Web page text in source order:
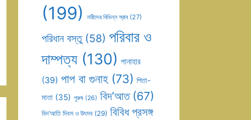
(199) নারীদের বিভিন্ন স্রাব(27)
পরিধান বস্তু(58) পরিবার ও
দাম্পত্য (130) পানাহার
(39) পাপ বা গুনাহ(73) পিতা-
মাতা (35) পুরুষ (26) বিদ’আত(67)
বিদ’আতি দিবস ও উৎসব (29) বিবিধ প্রসঙ্গ